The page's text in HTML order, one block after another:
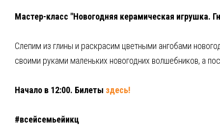
Мастер-класс "Новогодняя керамическая игрушка.
Слепим из глины и раскрасим цветными ангобами
своими руками маленьких новогодних волшебников, а
Начало в 12:00. Билеты здесь!
#всейсемьейикц